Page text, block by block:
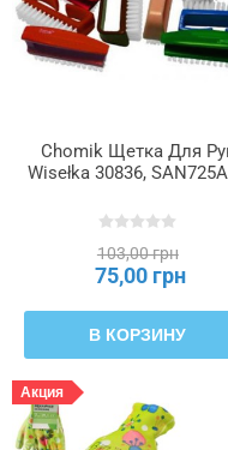
Chomik Щетка Для
Wisełka 30836,
103,00 грн
75,00 грн
В КОРЗИНУ
Акция